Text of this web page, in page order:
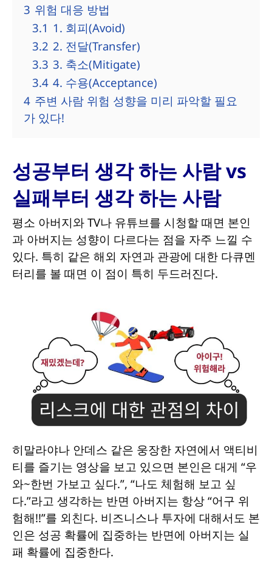
3 위험 대응 방법
3.1 1. 회피(Avoid)
3.2 2. 전달(Transfer)
3.3 3. 축소(Mitigate)
3.4 4. 수용(Acceptance)
4 주변 사람 위험 성향을 미리 파악할 필요
가 있다!
성공부터 생각 하는 사람 vs
실패부터 생각 하는 사람
평소 아버지와 TV나 유튜브를 시청할 때면 본인
과 아버지는 성향이 다르다는 점을 자주 느낄 수
있다. 특히 같은 해외 자연과 관광에 대한 다큐멘
터리를 볼 때면 이 점이 특히 두드러진다.
히말라야나 안데스 같은 웅장한 자연에서 액티비
티를 즐기는 영상을 보고 있으면 본인은 대게 “우
와~한번 가보고 싶다.”, “나도 체험해 보고 싶
다.”라고 생각하는 반면 아버지는 항상 “어구 위
험해!!”를 외친다. 비즈니스나 투자에 대해서도 본
인은 성공 확률에 집중하는 반면에 아버지는 실
패 확률에 집중한다.